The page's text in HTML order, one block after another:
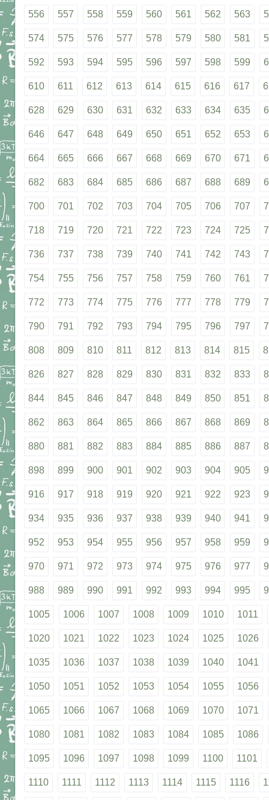
556 557 558 559 560 561 562 563
574 575 576 577 578 579 580 581
592 593 594 595 596 597 598 599
610 611 612 613 614 615 616 617
628 629 630 631 632 633 634 635
646 647 648 649 650 651 652 653
664 665 666 667 668 669 670 671
682 683 684 685 686 687 688 689
700 701 702 703 704 705 706 707
718 719 720 721 722 723 724 725
736 737 738 739 740 741 742 743
754 755 756 757 758 759 760 761
772 773 774 775 776 777 778 779
790 791 792 793 794 795 796 797
808 809 810 811 812 813 814 815
826 827 828 829 830 831 832 833
844 845 846 847 848 849 850 851
862 863 864 865 866 867 868 869
880 881 882 883 884 885 886 887
898 899 900 901 902 903 904 905
916 917 918 919 920 921 922 923
934 935 936 937 938 939 940 941
952 953 954 955 956 957 958 959
970 971 972 973 974 975 976 977
988 989 990 991 992 993 994 995
1005 1006 1007 1008 1009 1010 1011
1020 1021 1022 1023 1024 1025 1026
1035 1036 1037 1038 1039 1040 1041
1050 1051 1052 1053 1054 1055 1056
1065 1066 1067 1068 1069 1070 1071
1080 1081 1082 1083 1084 1085 1086
1095 1096 1097 1098 1099 1100 1101
1110 1111 1112 1113 1114 1115 1116